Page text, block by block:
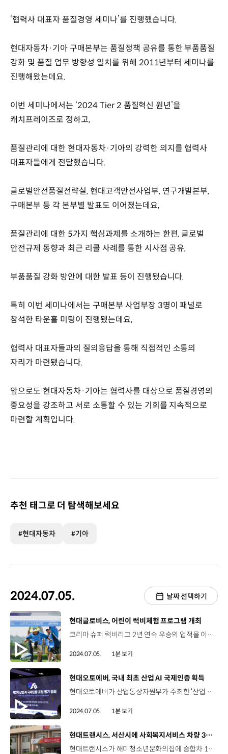
‘협력사 대표자 품질경영 세미나’를 진행했습니다.
현대자동차·기아 구매본부는 품질정책 공유를 통한 부품품질
강화 및 품질 업무 방향성 일치를 위해 2011년부터 세미나를
진행해왔는데요.
이번 세미나에서는 ‘2024 Tier 2 품질혁신 원년’을
캐치프레이즈로 정하고,
품질관리에 대한 현대자동차·기아의 강력한 의지를 협력사
대표자들에게 전달했습니다.
글로벌안전품질전략실, 현대고객안전사업부, 연구개발본부,
구매본부 등 각 본부별 발표도 이어졌는데요,
품질관리에 대한 5가지 핵심과제를 소개하는 한편, 글로벌
안전규제 동향과 최근 리콜 사례를 통한 시사점 공유,
부품품질 강화 방안에 대한 발표 등이 진행됐습니다.
특히 이번 세미나에서는 구매본부 사업부장 3명이 패널로
참석한 타운홀 미팅이 진행됐는데요,
협력사 대표자들과의 질의응답을 통해 직접적인 소통의
자리가 마련됐습니다.
앞으로도 현대자동차·기아는 협력사를 대상으로 품질경영의
중요성을 강조하고 서로 소통할 수 있는 기회를 지속적으로
마련할 계획입니다.
추천 태그로 더 탐색해보세요
#현대자동차 #기아
2024.07.05. 날짜 선택하기
[동영상]
현대글로비스, 어린이 럭비체험 프로그램 개최
코리아 슈퍼 럭비리그 2년 연속 우승의 업적을 이룬 현대글로비스의 럭비단 선수들과 임직원 가족들이 만나 특별한 시간을 가졌습니다. 지난달 29일 현대글로비스는 추첨을 통해 30여 명의 가족을 선발해 임직원 자녀들이 실제 선수들에게 럭비를 배울 수 있는 ‘어린이 럭비체험 프로그램’을 개최했습니다. 이 날 아이들은 본인의 이름이 적힌 유니폼을 입고 뛰어 놀며 다소 생소하게 느낄 수 있는 럭비를 익히고 친숙해지는 시간을 가졌습니다. 뿐만 아니라 행사에 참여한 임직원 가족을 위해 인근 영화관을 대관해 현대글로비스 럭비단의 활약상이 담긴 영상을 상영하고 영화 ‘인사이드아웃2’를 함께 보는 시간도 마련했습니다.
2024.07.05. 1분 보기
[동영상]
현대오토에버, 국내 최초 산업 AI 국제인증 획득
현대오토에버가 산업통상자원부가 주최한 ‘산업 AI 국제인증포럼’에서 ‘스마트비전 표면결함검출 및 분류 AI 모델’ 제품에 대해 국내 최초로 산업 AI 국제인증을 획득했습니다. 산업 AI 국제인증은 한국산업기술시험원이 주관하는 ‘AI 적합성평가’를 통해 진행됐는데요, AI, 안전 및 보안, 그리고 위험 관리 분야의 전문가들이 AI 제품 및 서비스에 대한 체계적이고 독립적인 평가를 실시합니다. 현대오토에버가 인증받은 ‘스마트비전 표면결함검출 및 분류 AI 모델’은 AI를 활용해 결함의 특징을 학습하고 완성차나 부품에서 결함을 자동으로 찾아내는 역할을 하는데요. 이번 산업 AI 인증으로 AI 기술의 신뢰성과 글로벌 수준의 기술 역량을 검증받은 현대오토에버는 검증된 인공지능 모델을 통해 향후 차량을 포함해 다양한 제조 분야에서 품질 신뢰성을 높여 나갈 계획입니다.
2024.07.05. 1분 보기
[동영상]
현대트랜시스, 서산시에 사회복지서비스 차량 3대 기탁
현대트랜시스가 해미청소년문화의집에 승합차 1대를, 서산시니어클럽과 서산시장애인보호작업장에 경차 각 1대를 기탁했습니다. 이번에 기탁한 승합차 1대, 경차 2대는 현대트랜시스 동탄 본사 임직원들의 자발적인 성금에 법인 기부금을 더해 마련됐는데요. 기탁된 차량은 각 사회복지시설에 전달돼 지역 청소년의 건강한 성장 지원과 중증장애인 직업 재활훈련과 노인 사회활동 지원사업 등에 사용될 예정입니다.